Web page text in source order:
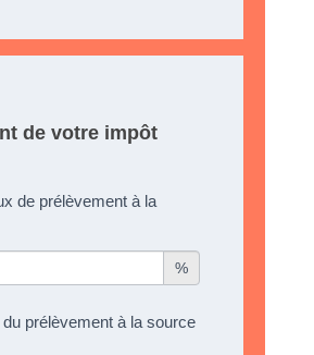
de votre impôt
de prélèvement à la
%
prélèvement à la source